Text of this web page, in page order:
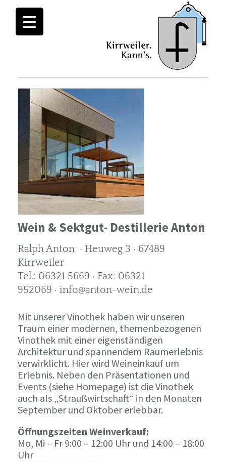
Wein & Sektgut- Destillerie Anton
Ralph Anton · Heuweg 3 · 67489
Kirrweiler
Tel.: 06321 5669 · Fax: 06321
952069 · info@anton-wein.de
Mit unserer Vinothek haben wir unseren
Traum einer modernen, themenbezogenen
Vinothek mit einer eigenständigen
Architektur und spannendem Raumerlebnis
verwirklicht. Hier wird Weineinkauf um
Erlebnis. Neben den Präsentationen und
Events (siehe Homepage) ist die Vinothek
auch als „Straußwirtschaft“ in den Monaten
September und Oktober erlebbar.
Öffnungszeiten Weinverkauf:
Mo, Mi – Fr 9:00 – 12:00 Uhr und 14:00 – 18:00
Uhr